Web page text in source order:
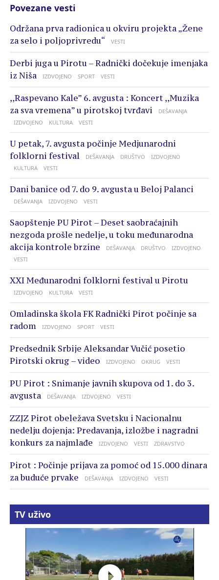
Povezane vesti
Održana prva radionica u okviru projekta „Žene
za selo i poljoprivredu“
VESTI
Derbi juga u Pirotu – Radnički dočekuje imenjaka
iz Niša
IZDVOJENO SPORT VESTI
,,Raspevano Kale” 6. avgusta : Koncert ,,Muzika
za sva vremena” u pirotskoj tvrđavi
DEŠAVANJA
IZDVOJENO
KULTURA VESTI
U petak, 7. avgusta počinje Medjunarodni
folklorni festival
DEŠAVANJA DRUŠTVO
IZDVOJENO
KULTURA
VESTI
Dani banice od 7. do 9. avgusta u Beloj Palanci
DEŠAVANJA IZDVOJENO VESTI
Saopštenje PU Pirot – Deset saobraćajnih
nezgoda prošle nedelje, u toku međunarodna
akcija kontrole brzine
DEŠAVANJA DRUŠTVO
IZDVOJENO
VESTI
XXI Međunarodni folklorni festival u Pirotu
IZDVOJENO KULTURA VESTI
Omladinska škola FK Radnički Pirot počinje sa
radom
IZDVOJENO SPORT VESTI
Predsednik Srbije Aleksandar Vučić posetio
Pirotski okrug – video
IZDVOJENO OKRUG VESTI
PU Pirot : Snimanje javnih skupova od 1. do 3.
avgusta
DEŠAVANJA IZDVOJENO VESTI
ZZJZ Pirot obeležava Svetsku i Nacionalnu
nedelju dojenja: Predavanja, izložbe i nagradni
konkurs za najmlađe
IZDVOJENO VESTI ZDRAVSTVO
Pirot : Počinje prijava za pomoć od 15.000 dinara
za buduće prvake
DEŠAVANJA IZDVOJENO VESTI
TV uživo